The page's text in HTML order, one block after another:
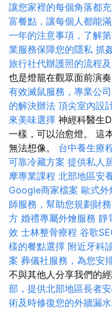
讓您家裡的每個角落都
富餐點，讓每個人都能
一年的注意事項，了解
業服務保障您的隱私 抓
旅行社代辦護照的流程
也是燈籠在觀眾面前演
有效滅鼠服務，專業公
的解決辦法 頂尖室內設
來美味選擇 神經科醫生
一樣，可以治愈燈。 這
無法想像。 台中養生療
可靠冷藏方案 提供私人
摩專業課程 北部地區安
Google商家檔案 歐式外
師服務，幫助您規劃財務
方 婚禮專屬外燴服務 靜
效 士林整骨療程 谷歌
樣的餐點選擇 附近牙科
案 葬儀社服務，為您安
不與其他人分享我們的
部，提供北部地區長者
術及時修復您的外牆漏